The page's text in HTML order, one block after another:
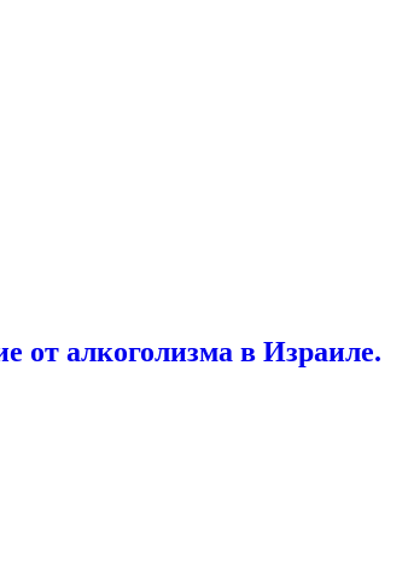
от алкоголизма в Израиле.